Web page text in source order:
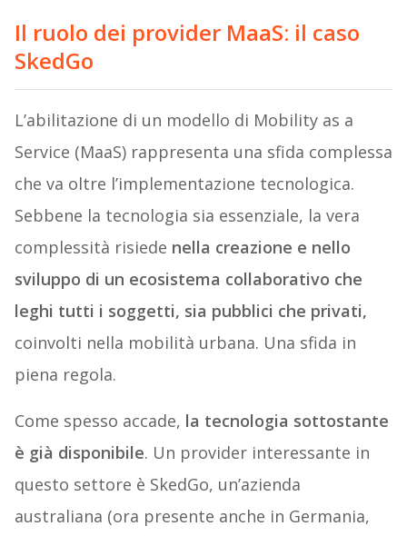
Il ruolo dei provider MaaS: il caso
SkedGo
L’abilitazione di un modello di Mobility as a
Service (MaaS) rappresenta una sfida complessa
che va oltre l’implementazione tecnologica.
Sebbene la tecnologia sia essenziale, la vera
complessità risiede nella creazione e nello
sviluppo di un ecosistema collaborativo che
leghi tutti i soggetti, sia pubblici che privati,
coinvolti nella mobilità urbana. Una sfida in
piena regola.
Come spesso accade, la tecnologia sottostante
è già disponibile. Un provider interessante in
questo settore è SkedGo, un’azienda
australiana (ora presente anche in Germania,